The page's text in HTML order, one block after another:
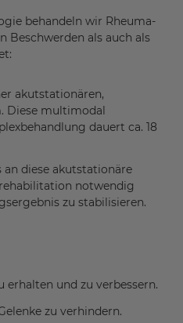
behandeln wir Rheuma-
Beschwerden als auch als
akutstationären,
Diese multimodal
dauert ca. 18
an diese akutstationäre
notwendig
zu stabilisieren.
erhalten und zu verbessern.
zu verhindern.